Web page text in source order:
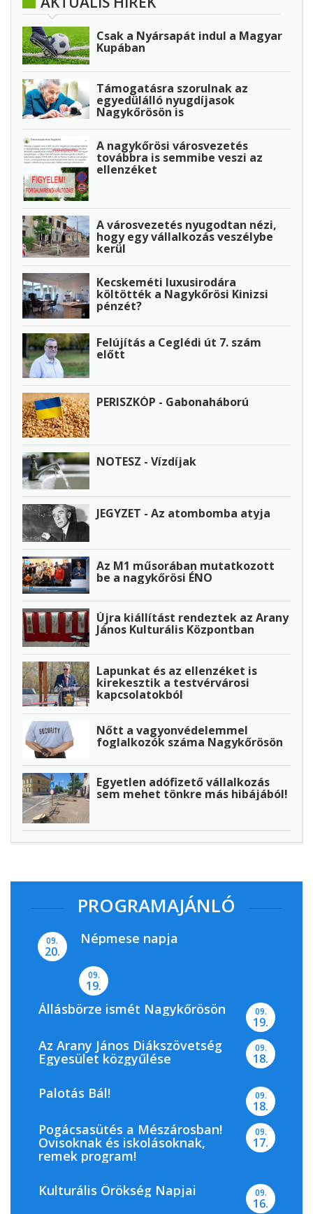
Csak a Nyársapát indul a Magyar
Kupában
Támogatásra szorulnak az
egyedülálló nyugdíjasok
Nagykőrösön is
A nagykőrösi városvezetés
továbbra is semmibe veszi az
ellenzéket
A városvezetés nyugodtan nézi,
hogy egy vállalkozás veszélybe
kerül
Kecskeméti luxusirodára
költötték a Nagykőrösi Kinizsi
pénzét?
Felújítás a Ceglédi út 7. szám
előtt
PERISZKÓP - Gabonaháború
NOTESZ - Vízdíjak
JEGYZET - Az atombomba atyja
Az M1 műsorában mutatkozott
be a nagykőrösi ÉNO
Újra kiállítást rendeztek az Arany
János Kulturális Központban
Lapunkat és az ellenzéket is
kirekesztik a testvérvárosi
kapcsolatokból
Nőtt a vagyonvédelemmel
foglalkozók száma Nagykőrösön
Egyetlen adófizető vállalkozás
sem mehet tönkre más hibájából!
PROGRAMAJÁNLÓ
09.
20.
Népmese napja
09.
19.
Állásbörze ismét Nagykőrösön 09.
19.
Az Arany János Diákszövetség
Egyesület közgyűlése
09.
18.
Palotás Bál! 09.
18.
Pogácsasütés a Mészárosban!
Ovisoknak és iskolásoknak,
remek program!
09.
17.
Kulturális Örökség Napjai 09.
16.